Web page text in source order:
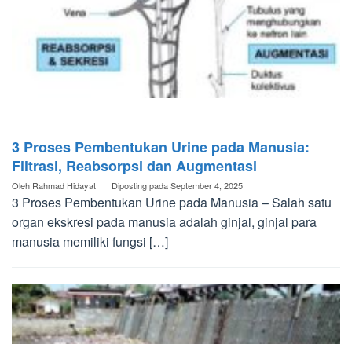
3 Proses Pembentukan Urine pada Manusia:
Filtrasi, Reabsorpsi dan Augmentasi
Oleh Rahmad Hidayat Diposting padaSeptember 4, 2025
3 Proses Pembentukan Urine pada Manusia – Salah satu
organ ekskresi pada manusia adalah ginjal, ginjal para
manusia memiliki fungsi […]